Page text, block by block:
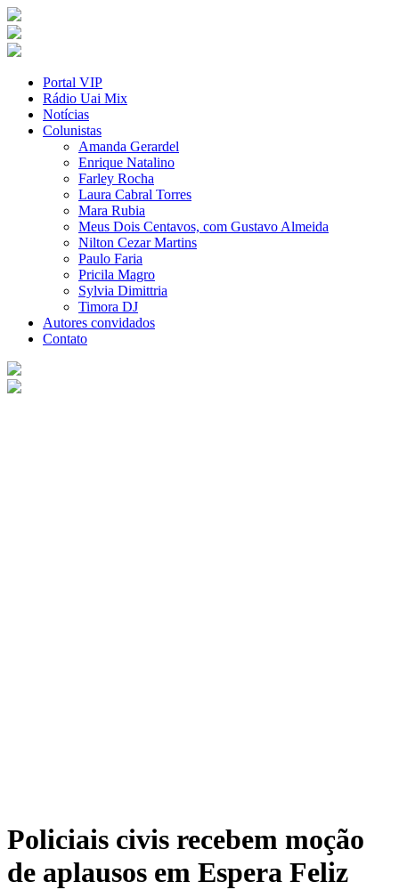
Portal VIP
Rádio Uai Mix
Notícias
Colunistas
Amanda Gerardel
Enrique Natalino
Farley Rocha
Laura Cabral Torres
Mara Rubia
Meus Dois Centavos, com Gustavo Almeida
Nilton Cezar Martins
Paulo Faria
Pricila Magro
Sylvia Dimittria
Timora DJ
Autores convidados
Contato
Policiais civis recebem moção
de aplausos em Espera Feliz